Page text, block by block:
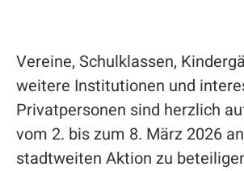
Vereine, Schulklassen,
weitere Institutionen und
Privatpersonen sind herzlich
vom 2. bis zum 8. März 2026
stadtweiten Aktion zu